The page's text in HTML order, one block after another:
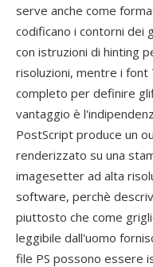
serve anche come
codificano i contorni dei
con istruzioni di hinting
risoluzioni, mentre i font
completo per definire
vantaggio è
PostScript produce un
renderizzato su una
imagesetter ad alta
software, perchè
piuttosto che come
leggibile dall'uomo
file PS possono essere